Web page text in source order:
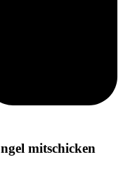
mitschicken